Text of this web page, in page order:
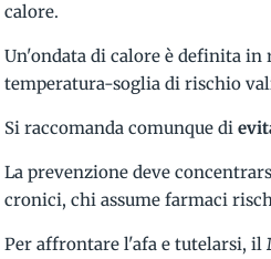
calore.
Un'ondata di calore è definita
temperatura-soglia di rischio
Si raccomanda comunque di
La prevenzione deve
cronici, chi assume farmaci
Per affrontare l'afa e tutelarsi, il